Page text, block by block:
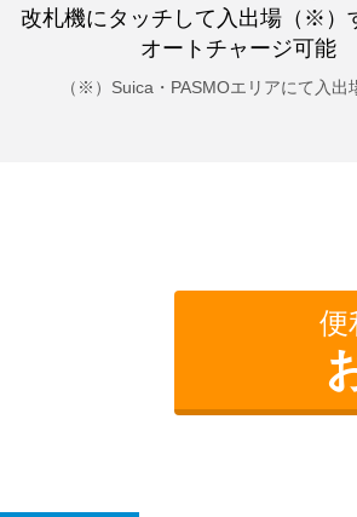
改札機にタッチして 入出場（※）
オートチャージ可能
（※）Suica・PASMOエリアにて入出
便